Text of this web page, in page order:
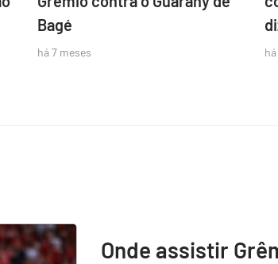
Bagé
há 7 meses
Onde assistir